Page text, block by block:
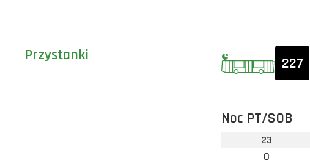
Przystanki 227
Noc PT/SOB
23
0